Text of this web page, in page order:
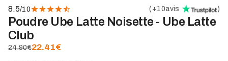
8.5/10 ( +10avis )
Poudre Ube Latte Noisette - Ube Latte
Club
24.90€22.41€